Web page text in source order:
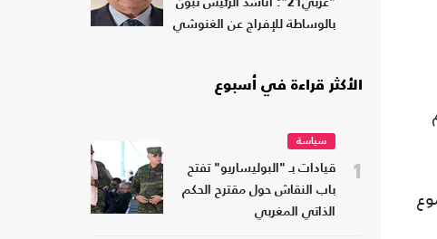
من مجموع
"عربي21": أناشد الرئيس تبون
بالوساطة للإفراج عن الغنوشي
الأكثر قراءة في أسبوع
1
سياسة
قيادات بـ "البوليساريو" تفتح
باب النقاش حول مقترح الحكم
الذاتي المغربي